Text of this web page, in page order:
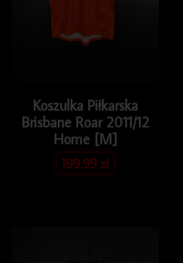
Koszulka Piłkarska
Brisbane Roar 2011/12
Home [M]
199.99zł